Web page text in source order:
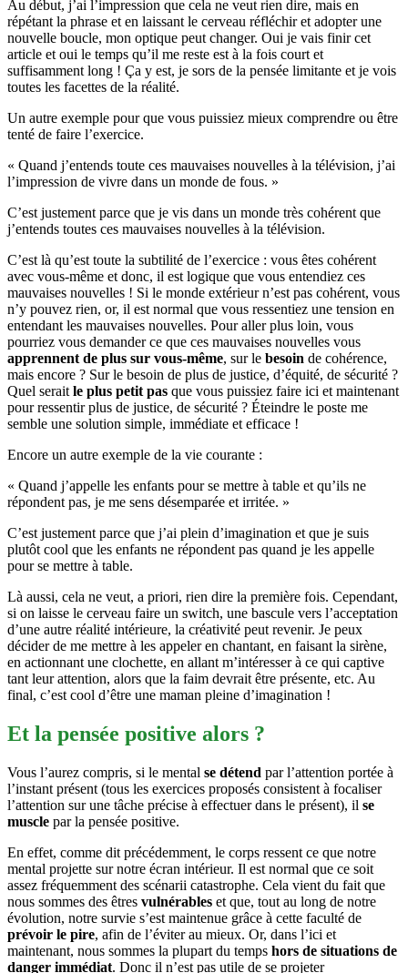
Au début, j’ai l’impression que cela ne veut rien dire, mais en
répétant la phrase et en laissant le cerveau réfléchir et adopter une
nouvelle boucle, mon optique peut changer. Oui je vais finir cet
article et oui le temps qu’il me reste est à la fois court et
suffisamment long ! Ça y est, je sors de la pensée limitante et je vois
toutes les facettes de la réalité.
Un autre exemple pour que vous puissiez mieux comprendre ou être
tenté de faire l’exercice.
« Quand j’entends toute ces mauvaises nouvelles à la télévision, j’ai
l’impression de vivre dans un monde de fous. »
C’est justement parce que je vis dans un monde très cohérent que
j’entends toutes ces mauvaises nouvelles à la télévision.
C’est là qu’est toute la subtilité de l’exercice : vous êtes cohérent
avec vous-même et donc, il est logique que vous entendiez ces
mauvaises nouvelles ! Si le monde extérieur n’est pas cohérent, vous
n’y pouvez rien, or, il est normal que vous ressentiez une tension en
entendant les mauvaises nouvelles. Pour aller plus loin, vous
pourriez vous demander ce que ces mauvaises nouvelles vous
apprennent de plus sur vous-même, sur le besoin de cohérence,
mais encore ? Sur le besoin de plus de justice, d’équité, de sécurité ?
Quel serait le plus petit pas que vous puissiez faire ici et maintenant
pour ressentir plus de justice, de sécurité ? Éteindre le poste me
semble une solution simple, immédiate et efficace !
Encore un autre exemple de la vie courante :
« Quand j’appelle les enfants pour se mettre à table et qu’ils ne
répondent pas, je me sens désemparée et irritée. »
C’est justement parce que j’ai plein d’imagination et que je suis
plutôt cool que les enfants ne répondent pas quand je les appelle
pour se mettre à table.
Là aussi, cela ne veut, a priori, rien dire la première fois. Cependant,
si on laisse le cerveau faire un switch, une bascule vers l’acceptation
d’une autre réalité intérieure, la créativité peut revenir. Je peux
décider de me mettre à les appeler en chantant, en faisant la sirène,
en actionnant une clochette, en allant m’intéresser à ce qui captive
tant leur attention, alors que la faim devrait être présente, etc. Au
final, c’est cool d’être une maman pleine d’imagination !
Et la pensée positive alors ?
Vous l’aurez compris, si le mental se détend par l’attention portée à
l’instant présent (tous les exercices proposés consistent à focaliser
l’attention sur une tâche précise à effectuer dans le présent), il se
muscle par la pensée positive.
En effet, comme dit précédemment, le corps ressent ce que notre
mental projette sur notre écran intérieur. Il est normal que ce soit
assez fréquemment des scénarii catastrophe. Cela vient du fait que
nous sommes des êtres vulnérables et que, tout au long de notre
évolution, notre survie s’est maintenue grâce à cette faculté de
prévoir le pire, afin de l’éviter au mieux. Or, dans l’ici et
maintenant, nous sommes la plupart du temps hors de situations de
danger immédiat. Donc il n’est pas utile de se projeter